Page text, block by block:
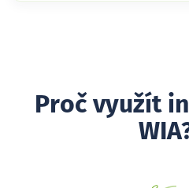
Proč využít